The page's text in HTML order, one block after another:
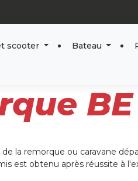
scooter Bateau
la remorque ou caravane
est obtenu après réussite à